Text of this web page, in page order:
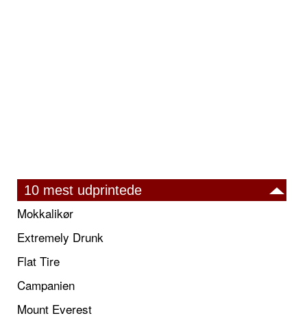
10 mest udprintede
Mokkalikør
Extremely Drunk
Flat Tire
Campanien
Mount Everest